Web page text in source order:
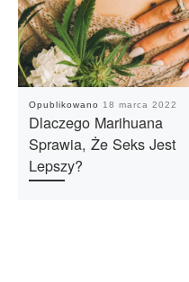
Opublikowano 18 marca 2022
Dlaczego Marihuana
Sprawia, Że Seks Jest
Lepszy?